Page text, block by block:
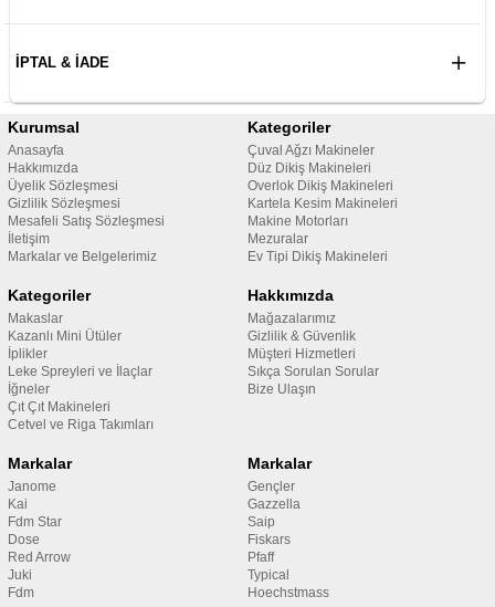
İPTAL & İADE
Kurumsal
Anasayfa
Hakkımızda
Üyelik Sözleşmesi
Gizlilik Sözleşmesi
Mesafeli Satış Sözleşmesi
İletişim
Markalar ve Belgelerimiz
Kategoriler
Çuval Ağzı Makineler
Düz Dikiş Makineleri
Overlok Dikiş Makineleri
Kartela Kesim Makineleri
Makine Motorları
Mezuralar
Ev Tipi Dikiş Makineleri
Kategoriler
Makaslar
Kazanlı Mini Ütüler
İplikler
Leke Spreyleri ve İlaçlar
İğneler
Çıt Çıt Makineleri
Cetvel ve Riga Takımları
Hakkımızda
Mağazalarımız
Gizlilik & Güvenlik
Müşteri Hizmetleri
Sıkça Sorulan Sorular
Bize Ulaşın
Markalar
Janome
Kai
Fdm Star
Dose
Red Arrow
Juki
Fdm
Markalar
Gençler
Gazzella
Saip
Fiskars
Pfaff
Typical
Hoechstmass